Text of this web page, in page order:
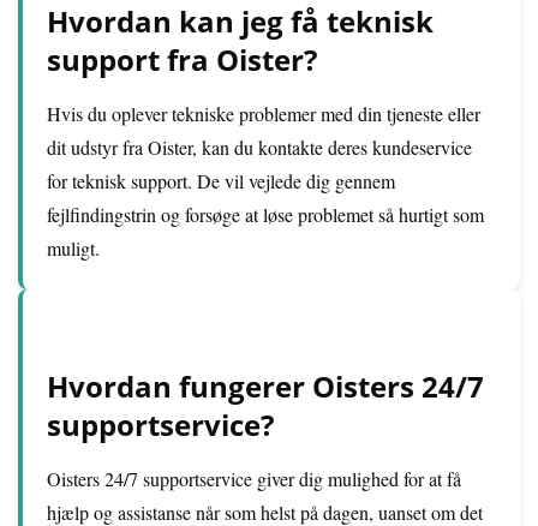
Hvordan kan jeg få teknisk
support fra Oister?
Hvis du oplever tekniske problemer med din tjeneste eller
dit udstyr fra Oister, kan du kontakte deres kundeservice
for teknisk support. De vil vejlede dig gennem
fejlfindingstrin og forsøge at løse problemet så hurtigt som
muligt.
Hvordan fungerer Oisters 24/7
supportservice?
Oisters 24/7 supportservice giver dig mulighed for at få
hjælp og assistanse når som helst på dagen, uanset om det